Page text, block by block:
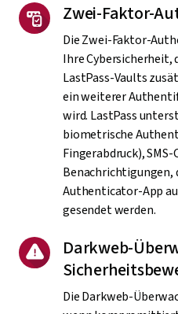
Zwei-Faktor-
Die Zwei-Faktor-
Ihre Cybersicherheit,
LastPass-Vaults
ein weiterer
wird. LastPass
biometrische
Fingerabdruck),
Benachrichtigungen,
Authenticator-App
gesendet werden.
Darkweb-
Die Darkweb-